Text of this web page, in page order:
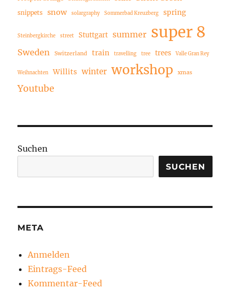
snippets snow solargraphy Sommerbad Kreuzberg spring
Steinbergkirche street Stuttgart summer super 8
Sweden Switzerland train travelling tree trees Valle Gran Rey
Weihnachten Willits winter workshop xmas
Youtube
Suchen
SUCHEN
META
Anmelden
Eintrags-Feed
Kommentar-Feed